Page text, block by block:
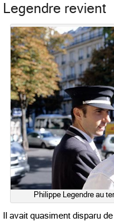
Legendre revient
Philippe Legendre au
Il avait quasiment disparu